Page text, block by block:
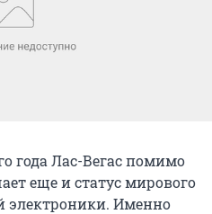
года Лас-Вегас помимо
еще и статус мирового
электроники. Именно